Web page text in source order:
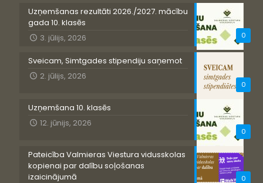
0
Uzņemšanas rezultāti 2026./2027. mācību
gada 10. klasēs
3. jūlijs, 2026
0
Sveicam, Simtgades stipendiju saņemot
2. jūlijs, 2026
0
Uzņemšana 10. klasēs
12. jūnijs, 2026
0
Pateicība Valmieras Viestura vidusskolas
kopienai par dalību soļošanas
izaicinājumā